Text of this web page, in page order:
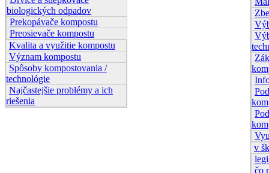
biologických odpadov
Prekopávače kompostu
Preosievače kompostu
Kvalita a využitie kompostu
Význam kompostu
Spôsoby kompostovania /
technológie
Najčastejšie problémy a ich
riešenia
v
čo